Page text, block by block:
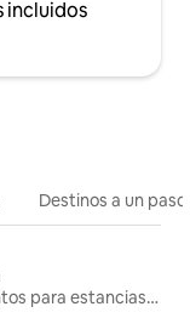
incluidos
Destinos a un
Alojamientos para estancias largas